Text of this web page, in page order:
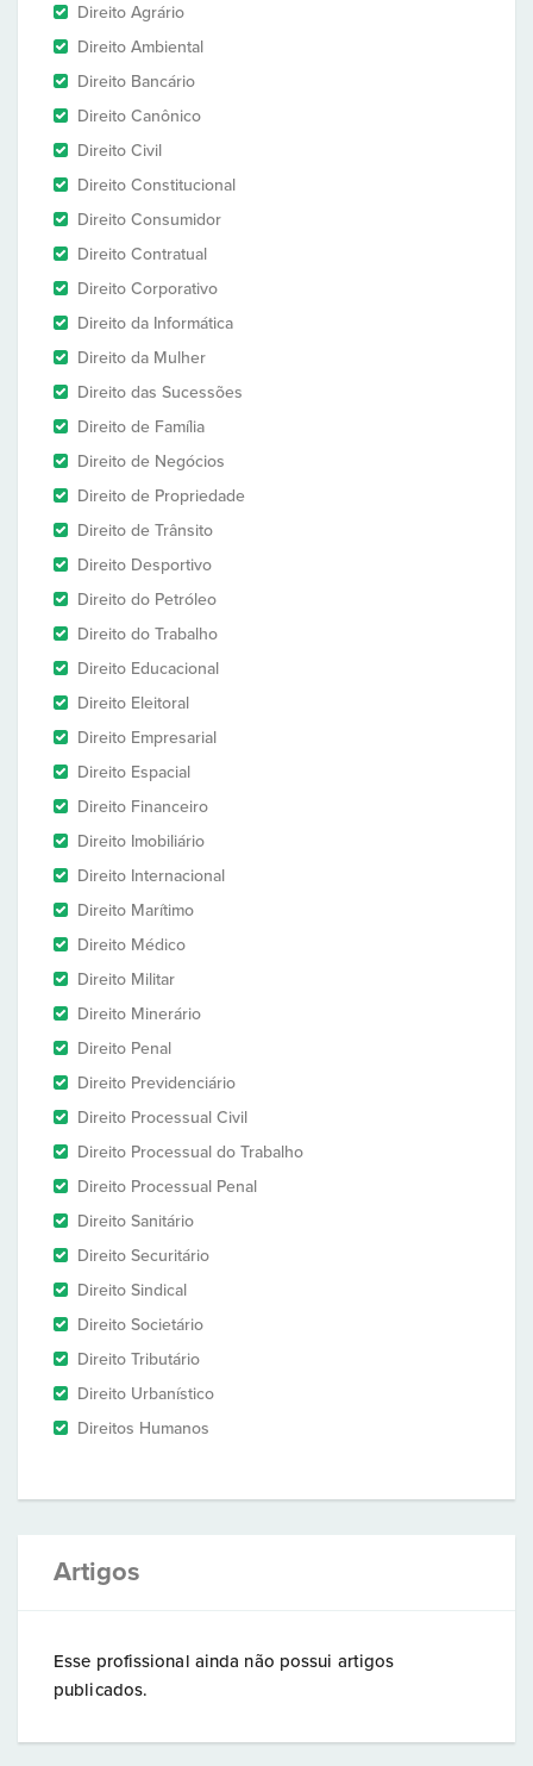
Direito Agrário
Direito Ambiental
Direito Bancário
Direito Canônico
Direito Civil
Direito Constitucional
Direito Consumidor
Direito Contratual
Direito Corporativo
Direito da Informática
Direito da Mulher
Direito das Sucessões
Direito de Família
Direito de Negócios
Direito de Propriedade
Direito de Trânsito
Direito Desportivo
Direito do Petróleo
Direito do Trabalho
Direito Educacional
Direito Eleitoral
Direito Empresarial
Direito Espacial
Direito Financeiro
Direito Imobiliário
Direito Internacional
Direito Marítimo
Direito Médico
Direito Militar
Direito Minerário
Direito Penal
Direito Previdenciário
Direito Processual Civil
Direito Processual do Trabalho
Direito Processual Penal
Direito Sanitário
Direito Securitário
Direito Sindical
Direito Societário
Direito Tributário
Direito Urbanístico
Direitos Humanos
Artigos
Esse profissional ainda não possui artigos
publicados.